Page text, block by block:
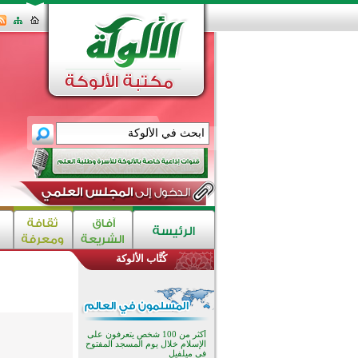
كُتَّاب الألوكة
القرآن والتربية في صدارة البرامج
وساراتوف وموردوفيا هذا العام
اختتام الدورة التاسعة لمسابقة حفظ
وتلاوة القرآن الكريم في أزناكاييف
أكثر من 100 شخص يتعرفون على
الإسلام خلال يوم المسجد المفتوح
في ميلفيل